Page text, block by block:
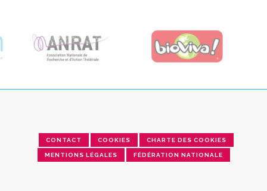
CONTACT COOKIES CHARTE DES COOKIES
MENTIONS LÉGALES FÉDÉRATION NATIONALE